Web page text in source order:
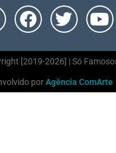
[2019-2026] | Só
porAgência ComArte